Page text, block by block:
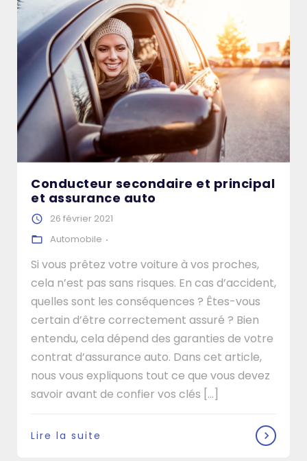
Conducteur secondaire et principal
et assurance auto
26 février 2021
Automobile
Si vous prêtez votre voiture à vos proches,
cela n’est pas sans risques. En cas d’accident,
quelles sont les conséquences ? Êtes-vous
certain d’être correctement assuré ? Bien
entendu, cela dépend des garanties de votre
contrat d’assurance auto. Dans cet article,
nous vous expliquons tout ce que vous devez
savoir avant de confier vos clés [...]
Lire la suite